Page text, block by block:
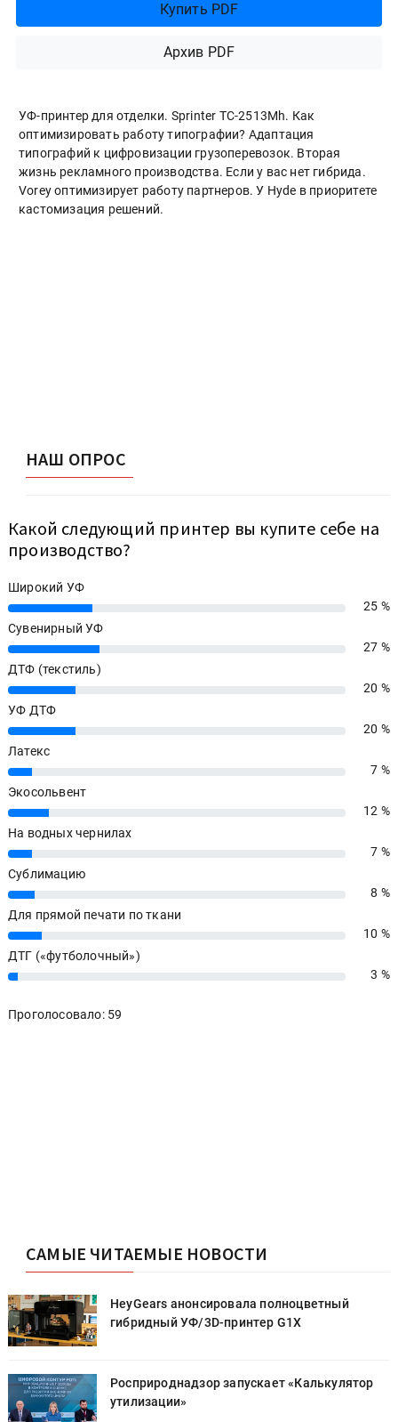
Купить PDF
Архив PDF
УФ-принтер для отделки. Sprinter ТС-2513Mh. Как
оптимизировать работу типографии? Адаптация
типографий к цифровизации грузоперевозок. Вторая
жизнь рекламного производства. Если у вас нет гибрида.
Vorey оптимизирует работу партнеров. У Hyde в приоритете
кастомизация решений.
НАШ ОПРОС
Какой следующий принтер вы купите себе на
производство?
Широкий УФ
25%
25 %
Сувенирный УФ
27%
27 %
ДТФ (текстиль)
20%
20 %
УФ ДТФ
20%
20 %
Латекс
7%
7 %
Экосольвент
12%
12 %
На водных чернилах
7%
7 %
Сублимацию
8%
8 %
Для прямой печати по ткани
10%
10 %
ДТГ («футболочный»)
3% 3 %
Проголосовало: 59
САМЫЕ ЧИТАЕМЫЕ НОВОСТИ
HeyGears анонсировала полноцветный
гибридный УФ/3D-принтер G1X
Росприроднадзор запускает «Калькулятор
утилизации»